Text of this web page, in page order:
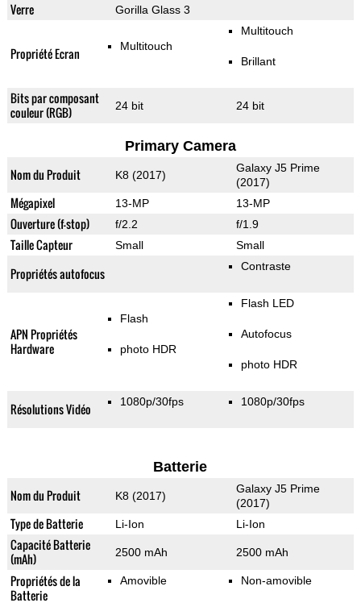
Verre Gorilla Glass 3
Propriété Ecran Multitouch
Multitouch
Brillant
Bits par composant
couleur (RGB)
24 bit 24 bit
Primary Camera
Nom du Produit K8 (2017)
Galaxy J5 Prime
(2017)
Mégapixel 13-MP 13-MP
Ouverture (f-stop) f/2.2 f/1.9
Taille Capteur Small Small
Propriétés autofocus Contraste
APN Propriétés
Hardware
Flash
photo HDR
Flash LED
Autofocus
photo HDR
Résolutions Vidéo 1080p/30fps 1080p/30fps
Batterie
Nom du Produit K8 (2017)
Galaxy J5 Prime
(2017)
Type de Batterie Li-Ion Li-Ion
Capacité Batterie
(mAh)
2500 mAh 2500 mAh
Propriétés de la
Batterie
Amovible Non-amovible